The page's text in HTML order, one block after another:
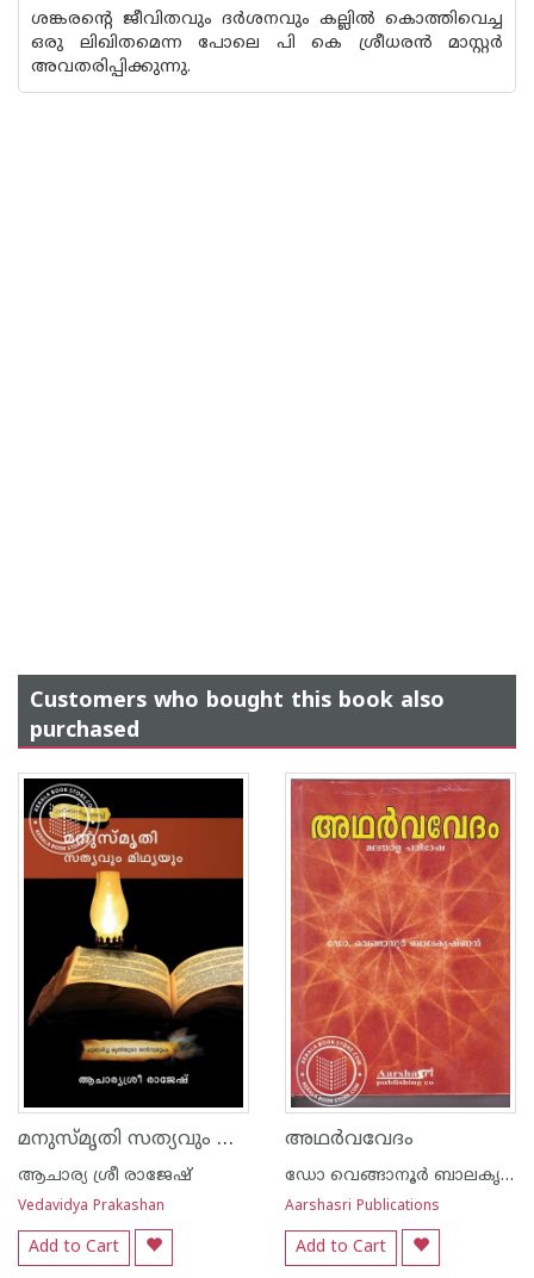
ശങ്കരന്റെ ജീവിതവും ദര്‍ശനവും കല്ലില്‍ കൊത്തിവെച്ച
ഒരു ലിഖിതമെന്ന പോലെ പി കെ ശ്രീധരന്‍ മാസ്റ്റര്‍
അവതരിപ്പിക്കുന്നു.
Customers who bought this book also
purchased
മനുസ്മൃതി സത്യവും മിഥ്യയും
ആചാര്യ ശ്രീ രാജേഷ്‌
Vedavidya Prakashan
Add to Cart
അഥർവവേദം
ഡോ വെങ്ങാനൂര്‍ ബാലകൃഷ്ണന്‍
Aarshasri Publications
Add to Cart